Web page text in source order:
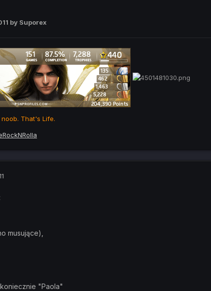
by Suporex
That's Life.
musujące),
"Paola"